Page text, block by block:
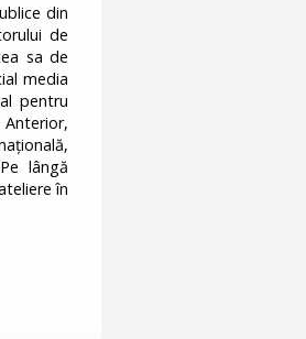
din
de
sa de
media
pentru
lângă
în